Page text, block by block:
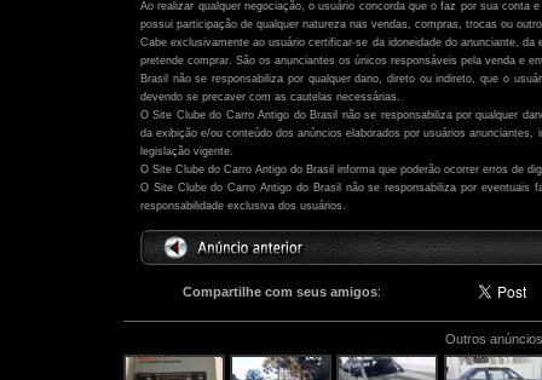
Ao realizar qualquer negociação, o usuário concorda que o faz por sua conta
possui participação de qualquer natureza nas vendas, compras, trocas ou
Cabe exclusivamente ao usuário certificar-se da idoneidade do anunciante,
pretende comprar. São os anunciantes os únicos responsáveis pela venda e
Brasil não se responsabiliza por qualquer dano, direto ou indireto, que o
devendo se precaver com as cautelas necessárias.
O Site Clube do Carro Antigo do Brasil não se responsabiliza por qualquer
da exibição e/ou conteúdo dos anúncios elaborados por usuários
legislação vigente.
O Site Clube do Carro Antigo do Brasil informa que poderão ocorrer erros de
O Site Clube do Carro Antigo do Brasil não se responsabiliza por eventuais
responsabilidade exclusiva dos usuários.
Compartilhe com seus amigos:
Outros